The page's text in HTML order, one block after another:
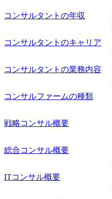
コンサルタントの年収
コンサルタントのキャリア
コンサルタントの業務内容
コンサルファームの種類
戦略コンサル概要
総合コンサル概要
ITコンサル概要